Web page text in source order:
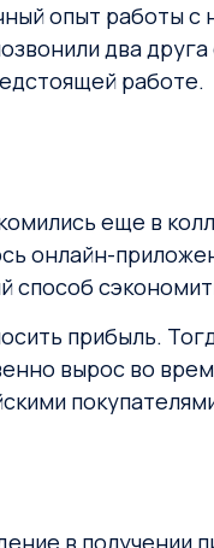
опыт работы
два
работе.
еще в
онлайн-
способ
прибыль.
вырос во
в получении